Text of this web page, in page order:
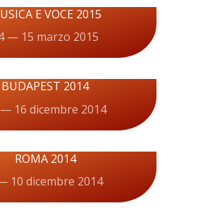
E VOCE 2015
— 15 marzo 2015
BUDAPEST 2014
16 dicembre 2014
ROMA 2014
10 dicembre 2014